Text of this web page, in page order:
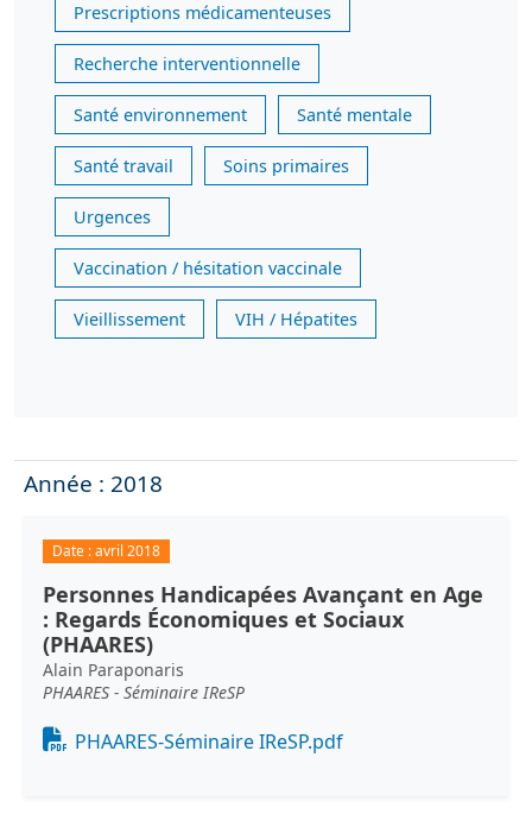
Prescriptions médicamenteuses
Recherche interventionnelle
Santé environnement Santé mentale
Santé travail Soins primaires
Urgences
Vaccination / hésitation vaccinale
Vieillissement VIH / Hépatites
Année : 2018
Date :avril 2018
Personnes Handicapées Avançant en Age
: Regards Économiques et Sociaux
(PHAARES)
Alain Paraponaris
PHAARES - Séminaire IReSP
Document
PHAARES-Séminaire IReSP.pdf